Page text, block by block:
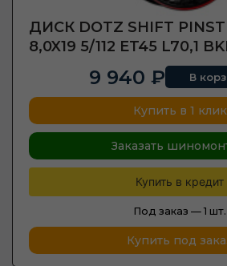
ДИСК DOTZ SHIFT
8,0X19 5/112 ET45 L70,1
9 940 ₽ В
Купить в 1 клик
Заказать
Купить в кредит
Под заказ — 1 шт.
Купить под